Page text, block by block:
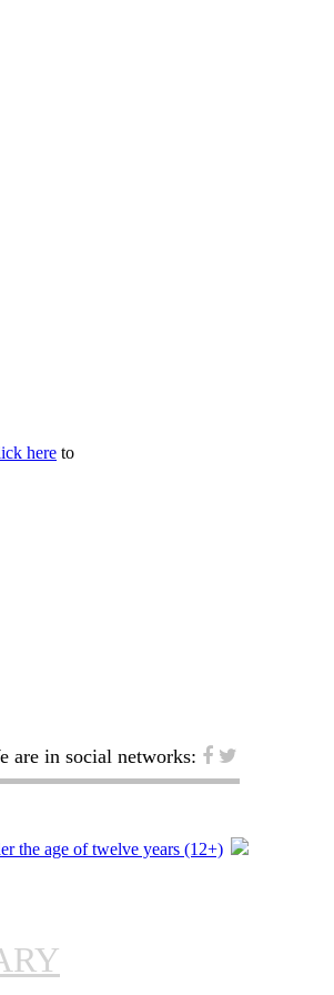
here to
are in social networks: